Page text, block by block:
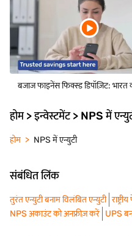
बजाज फाइनेंस फिक्स्ड डिपॉज़िट: भारत
होम > इन्वेस्टमेंट > NPS में
होम NPS में एन्युटी
संबंधित लिंक
तुरंत एन्युटी बनाम विलंबित एन्युटी
NPS अकाउंट को अनफ्रीज़ करें UPS